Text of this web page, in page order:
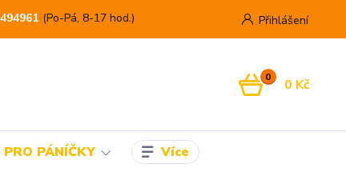
Přihlášení
(Po-Pá, 8-17 hod.)
0 0 Kč
PRO PÁNÍČKY Více